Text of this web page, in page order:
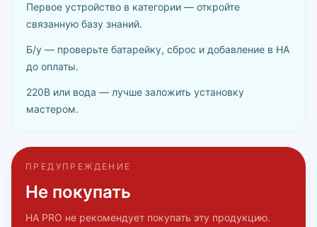
Первое устройство в категории — откройте
связанную базу знаний.
Б/у — проверьте батарейку, сброс и добавление в HA
до оплаты.
220В или вода — лучше заложить установку
мастером.
ПРЕДУПРЕЖДЕНИЕ
Не покупать
HA PRO не рекомендует покупать эту продукцию.